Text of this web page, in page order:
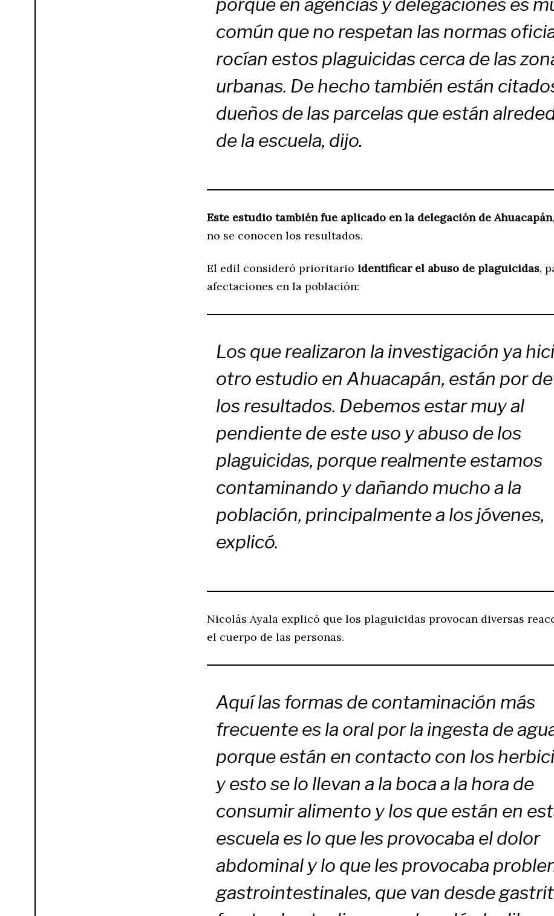
común que no respetan las normas
rocían estos plaguicidas cerca de las
urbanas. De hecho también están
dueños de las parcelas que están
de la escuela, dijo.
Este estudio también fue aplicado en la delegación de Ahuacapán
no se conocen los resultados.
El edil consideró prioritario identificar el abuso de plaguicidas,
afectaciones en la población:
Los que realizaron la investigación ya
otro estudio en Ahuacapán, están por
los resultados. Debemos estar muy al
pendiente de este uso y abuso de los
plaguicidas, porque realmente estamos
contaminando y dañando mucho a la
población, principalmente a los jóvenes,
explicó.
Nicolás Ayala explicó que los plaguicidas provocan diversas
el cuerpo de las personas.
Aquí las formas de contaminación más
frecuente es la oral por la ingesta de
porque están en contacto con los
y esto se lo llevan a la boca a la hora de
consumir alimento y los que están en
escuela es lo que les provocaba el dolor
abdominal y lo que les provocaba
gastrointestinales, que van desde